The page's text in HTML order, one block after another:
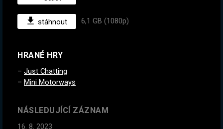
stáhnout 6,1 GB (1080p)
HRANÉ HRY
Just Chatting
Mini Motorways
NÁSLEDUJÍCÍ ZÁZNAM
16. 8. 2023